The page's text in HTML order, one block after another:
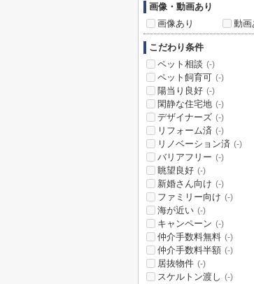
画像・動画あり
画像あり
動画
こだわり条件
ペット相談 (-)
ペット飼育可 (-)
陽当り良好 (-)
閑静な住宅地 (-)
デザイナーズ (-)
リフォーム済 (-)
リノベーション済 (-)
バリアフリー (-)
眺望良好 (-)
新婚さん向け (-)
ファミリー向け (-)
海が近い (-)
キャンペーン (-)
仲介手数料無料 (-)
仲介手数料半額 (-)
居抜物件 (-)
スケルトン渡し (-)